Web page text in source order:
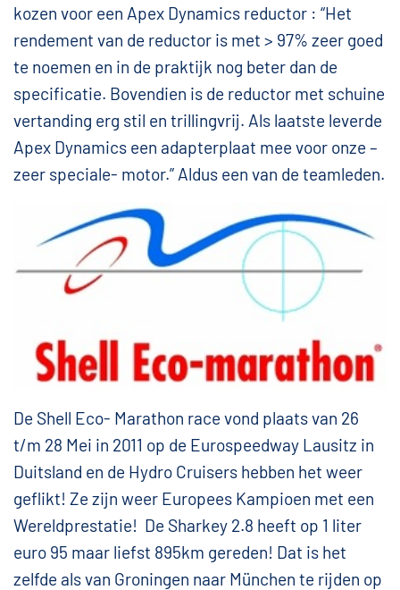
kozen voor een Apex Dynamics reductor : “Het
rendement van de reductor is met > 97% zeer goed
te noemen en in de praktijk nog beter dan de
specificatie. Bovendien is de reductor met schuine
vertanding erg stil en trillingvrij. Als laatste leverde
Apex Dynamics een adapterplaat mee voor onze –
zeer speciale- motor.” Aldus een van de teamleden.
De Shell Eco- Marathon race vond plaats van 26
t/m 28 Mei in 2011 op de Eurospeedway Lausitz in
Duitsland en de Hydro Cruisers hebben het weer
geflikt! Ze zijn weer Europees Kampioen met een
Wereldprestatie! De Sharkey 2.8 heeft op 1 liter
euro 95 maar liefst 895km gereden! Dat is het
zelfde als van Groningen naar München te rijden op